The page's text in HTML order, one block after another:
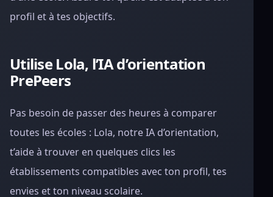
profil et à tes objectifs.
Utilise Lola, l’IA d’orientation
PrePeers
Pas besoin de passer des heures à comparer
toutes les écoles : Lola, notre IA d’orientation,
t’aide à trouver en quelques clics les
établissements compatibles avec ton profil, tes
envies et ton niveau scolaire.